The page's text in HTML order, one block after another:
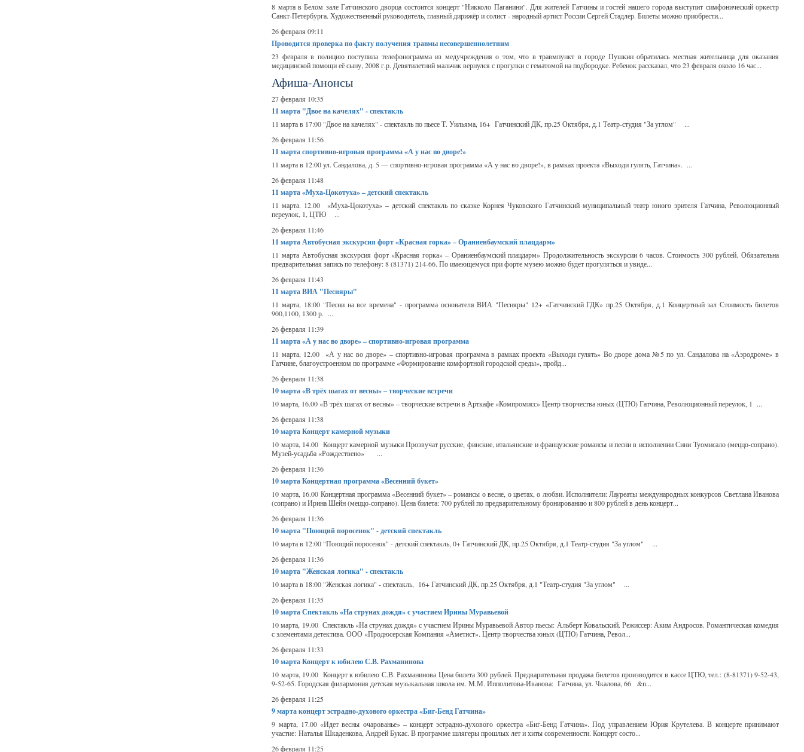
8 марта в Белом зале Гатчинского дворца состоится концерт "Никколо Паганини". Для жителей Гатчины и гостей нашего города выступит симфонический оркестр
Санкт-Петербурга. Художественный руководитель, главный дирижёр и солист - народный артист России Сергей Стадлер. Билеты можно приобрести...
26 февраля 09:11
Проводится проверка по факту получения травмы несовершеннолетним
23 февраля в полицию поступила телефонограмма из медучреждения о том, что в травмпункт в городе Пушкин обратилась местная жительница для оказания
медицинской помощи её сыну, 2008 г.р. Девятилетний мальчик вернулся с прогулки с гематомой на подбородке. Ребенок рассказал, что 23 февраля около 16 час...
Афиша-Анонсы
27 февраля 10:35
11 марта "Двое на качелях" - спектакль
11 марта в 17:00 "Двое на качелях" - спектакль по пьесе Т. Уильяма, 16+ Гатчинский ДК, пр.25 Октября, д.1 Театр-студия "За углом" ...
26 февраля 11:56
11 мартаспортивно-игровая программа «А у нас во дворе!»
11 марта в 12:00 ул. Сандалова, д. 5 — спортивно-игровая программа «А у нас во дворе!», в рамках проекта «Выходи гулять, Гатчина». ...
26 февраля 11:48
11 марта«Муха-Цокотуха» – детский спектакль
11 марта. 12.00 «Муха-Цокотуха» – детский спектакль по сказке Корнея Чуковского Гатчинский муниципальный театр юного зрителя Гатчина, Революционный
переулок, 1, ЦТЮ ...
26 февраля 11:46
11 мартаАвтобусная экскурсия форт «Красная горка» – Ораниенбаумский плацдарм»
11 марта Автобусная экскурсия форт «Красная горка» – Ораниенбаумский плацдарм» Продолжительность экскурсии 6 часов. Стоимость 300 рублей. Обязательна
предварительная запись по телефону: 8 (81371) 214-66. По имеющемуся при форте музею можно будет прогуляться и увиде...
26 февраля 11:43
11 мартаВИА "Песняры"
11 марта, 18:00 "Песни на все времена" - программа основателя ВИА "Песняры" 12+ «Гатчинский ГДК» пр.25 Октября, д.1 Концертный зал Стоимость билетов
900,1100, 1300 р. ...
26 февраля 11:39
11 марта«А у нас во дворе» – спортивно-игровая программа
11 марта, 12.00 «А у нас во дворе» – спортивно-игровая программа в рамках проекта «Выходи гулять» Во дворе дома №5 по ул. Сандалова на «Аэродроме» в
Гатчине, благоустроенном по программе «Формирование комфортной городской среды», пройд...
26 февраля 11:38
10 марта«В трёх шагах от весны» – творческие встречи
10 марта, 16.00 «В трёх шагах от весны» – творческие встречи в Арткафе «Компромисс» Центр творчества юных (ЦТЮ) Гатчина, Революционный переулок, 1 ...
26 февраля 11:38
10 мартаКонцерт камерной музыки
10 марта, 14.00 Концерт камерной музыки Прозвучат русские, финские, итальянские и французские романсы и песни в исполнении Сини Туомисало (меццо-сопрано).
Музей-усадьба «Рождествено» ...
26 февраля 11:36
10 мартаКонцертная программа «Весенний букет»
10 марта, 16.00 Концертная программа «Весенний букет» – романсы о весне, о цветах, о любви. Исполнители: Лауреаты международных конкурсов Светлана Иванова
(сопрано) и Ирина Шейн (меццо-сопрано). Цена билета: 700 рублей по предварительному бронированию и 800 рублей в день концерт...
26 февраля 11:36
10 марта "Поющий поросенок" - детский спектакль
10 марта в 12:00 "Поющий поросенок" - детский спектакль, 0+ Гатчинский ДК, пр.25 Октября, д.1 Театр-студия "За углом" ...
26 февраля 11:36
10 марта "Женская логика" - спектакль
10 марта в 18:00 "Женская логика" - спектакль, 16+ Гатчинский ДК, пр.25 Октября, д.1 "Театр-студия "За углом" ...
26 февраля 11:35
10 мартаСпектакль «На струнах дождя» с участием Ирины Муравьевой
10 марта, 19.00 Спектакль «На струнах дождя» с участием Ирины Муравьевой Автор пьесы: Альберт Ковальский. Режиссер: Аким Андросов. Романтическая комедия
с элементами детектива. ООО «Продюсерская Компания «Аметист». Центр творчества юных (ЦТЮ) Гатчина, Револ...
26 февраля 11:33
10 мартаКонцерт к юбилею С.В. Рахманинова
10 марта, 19.00 Концерт к юбилею С.В. Рахманинова Цена билета 300 рублей. Предварительная продажа билетов производится в кассе ЦТЮ, тел.: (8-81371) 9-52-43,
9-52-65. Городская филармония детская музыкальная школа им. М.М. Ипполитова-Иванова: Гатчина, ул. Чкалова, 66 &n...
26 февраля 11:25
9 мартаконцерт эстрадно-духового оркестра «Биг-Бенд Гатчина»
9 марта, 17.00 «Идет весны очарованье» – концерт эстрадно-духового оркестра «Биг-Бенд Гатчина». Под управлением Юрия Крутелева. В концерте принимают
участие: Наталья Шкаденкова, Андрей Букас. В программе шлягеры прошлых лет и хиты современности. Концерт состо...
26 февраля 11:25